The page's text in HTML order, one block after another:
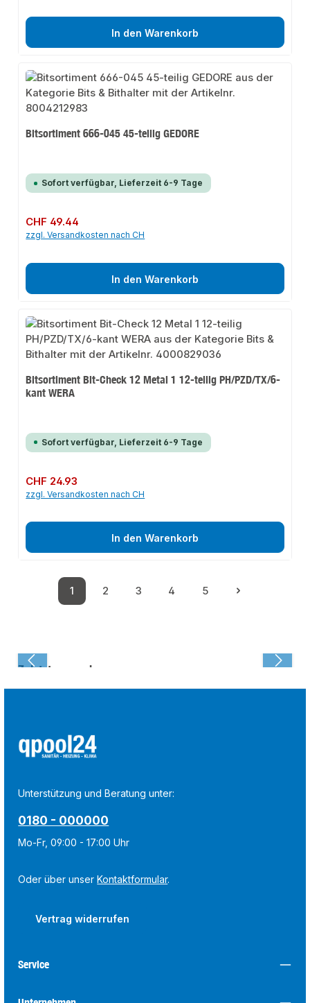
In den Warenkorb
Bitsortiment 666-045 45-teilig GEDORE
Sofort verfügbar, Lieferzeit 6-9 Tage
Regulärer Preis:
CHF 49.44
zzgl. Versandkosten nach CH
In den Warenkorb
Bitsortiment Bit-Check 12 Metal 1 12-teilig PH/PZD/TX/6-
kant WERA
Sofort verfügbar, Lieferzeit 6-9 Tage
Regulärer Preis:
CHF 24.93
zzgl. Versandkosten nach CH
In den Warenkorb
Seite
1
Seite
2
Seite
3
Seite
4
Seite
5
Zuletzt angesehen:
Unterstützung und Beratung unter:
0180 - 000000
Mo-Fr, 09:00 - 17:00 Uhr
Oder über unserKontaktformular.
Vertrag widerrufen
Service